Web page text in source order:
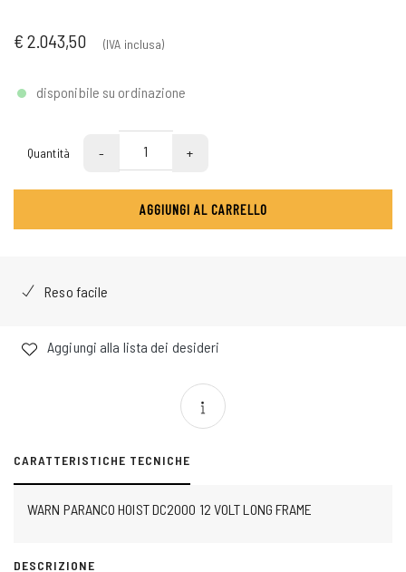
€ 2.043,50 (IVA inclusa)
disponibile su ordinazione
Quantità - +
AGGIUNGI AL CARRELLO
Reso facile
Aggiungi alla lista dei desideri
CARATTERISTICHE TECNICHE
WARN PARANCO HOIST DC2000 12 VOLT LONG FRAME
DESCRIZIONE